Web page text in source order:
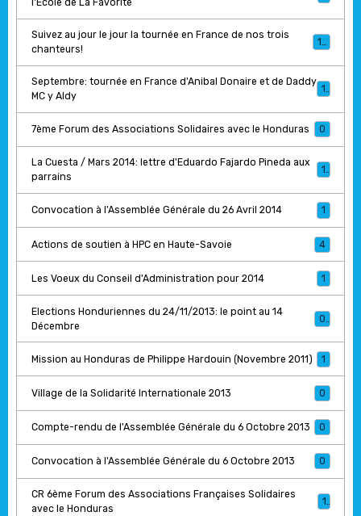
l'Ecole de La Favorite
Suivez au jour le jour la tournée en France de nos trois
chanteurs!
17
Septembre: tournée en France d'Anibal Donaire et de Daddy
MC y Aldy
1
7ème Forum des Associations Solidaires avec le Honduras 0
La Cuesta / Mars 2014: lettre d'Eduardo Fajardo Pineda aux
parrains
1
Convocation à l'Assemblée Générale du 26 Avril 2014 1
Actions de soutien à HPC en Haute-Savoie 4
Les Voeux du Conseil d'Administration pour 2014 1
Elections Honduriennes du 24/11/2013: le point au 14
Décembre
Mission au Honduras de Philippe Hardouin (Novembre 2011) 1
Village de la Solidarité Internationale 2013 0
Compte-rendu de l'Assemblée Générale du 6 Octobre 2013 0
Convocation à l'Assemblée Générale du 6 Octobre 2013 0
CR 6ème Forum des Associations Françaises Solidaires
avec le Honduras
1